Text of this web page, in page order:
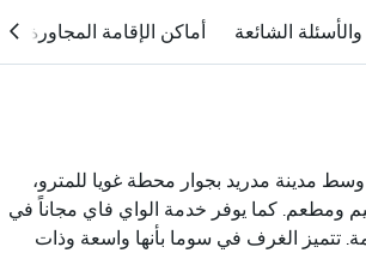
الشائعة أماكن الإقامة المجاورة
مدينة مدريد بجوار محطة غويا للمترو،
ومطعم. كما يوفر خدمة الواي فاي مجاناً في
تتميز الغرف في سوما بأنها واسعة وذات